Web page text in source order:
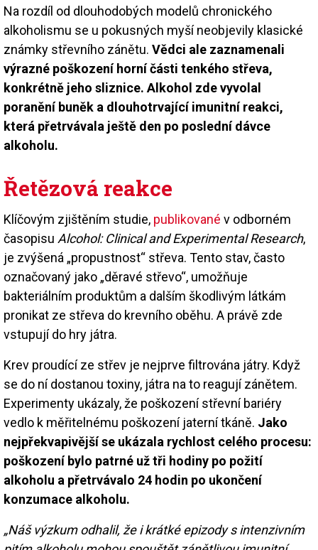
Na rozdíl od dlouhodobých modelů chronického
alkoholismu se u pokusných myší neobjevily klasické
známky střevního zánětu. Vědci ale zaznamenali
výrazné poškození horní části tenkého střeva,
konkrétně jeho sliznice. Alkohol zde vyvolal
poranění buněk a dlouhotrvající imunitní reakci,
která přetrvávala ještě den po poslední dávce
alkoholu.
Řetězová reakce
Klíčovým zjištěním studie, publikované v odborném
časopisu Alcohol: Clinical and Experimental Research,
je zvýšená „propustnost“ střeva. Tento stav, často
označovaný jako „děravé střevo“, umožňuje
bakteriálním produktům a dalším škodlivým látkám
pronikat ze střeva do krevního oběhu. A právě zde
vstupují do hry játra.
Krev proudící ze střev je nejprve filtrována játry. Když
se do ní dostanou toxiny, játra na to reagují zánětem.
Experimenty ukázaly, že poškození střevní bariéry
vedlo k měřitelnému poškození jaterní tkáně. Jako
nejpřekvapivější se ukázala rychlost celého procesu:
poškození bylo patrné už tři hodiny po požití
alkoholu a přetrvávalo 24 hodin po ukončení
konzumace alkoholu.
„Náš výzkum odhalil, že i krátké epizody s intenzivním